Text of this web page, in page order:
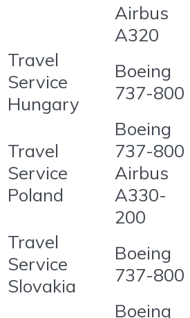
Airbus
A320
Travel
Service
Hungary
Boeing
737-800
Travel
Service
Poland
Boeing
737-800
Airbus
A330-
200
Travel
Service
Slovakia
Boeing
737-800
Boeing